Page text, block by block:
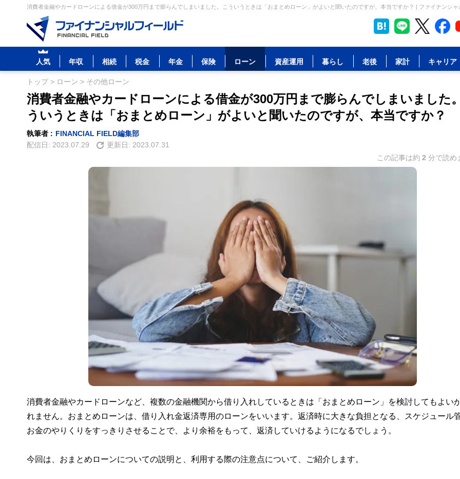
消費者金融やカードローンによる借金が300万円まで膨らんでしまいました。こういうときは「おまとめローン」がよいと聞いたのですが、本当ですか？ | ファイナンシャ
人気 年収 相続 税金 年金 保険 ローン 資産運用 暮らし 老後 家計 キャリア
トップ> ローン > その他ローン
消費者金融やカードローンによる借金が300万円まで膨らんでしまいました
ういうときは「おまとめローン」がよいと聞いたのですが、本当ですか？
執筆者 : FINANCIAL FIELD編集部
配信日: 2023.07.29 更新日: 2023.07.31
この記事は約 2 分で読め
消費者金融やカードローンなど、複数の金融機関から借り入れしているときは「おまとめローン」を検討してもよい
れません。おまとめローンは、借り入れ金返済専用のローンをいいます。返済時に大きな負担となる、スケジュール
お金のやりくりをすっきりさせることで、より余裕をもって、返済していけるようになるでしょう。
今回は、おまとめローンについての説明と、利用する際の注意点について、ご紹介します。